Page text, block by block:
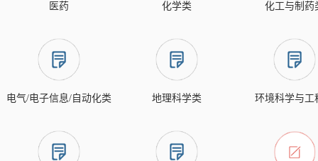
医药 化学类 化工与制药
电气/电子信息/自动化类 地理科学类 环境科学与工